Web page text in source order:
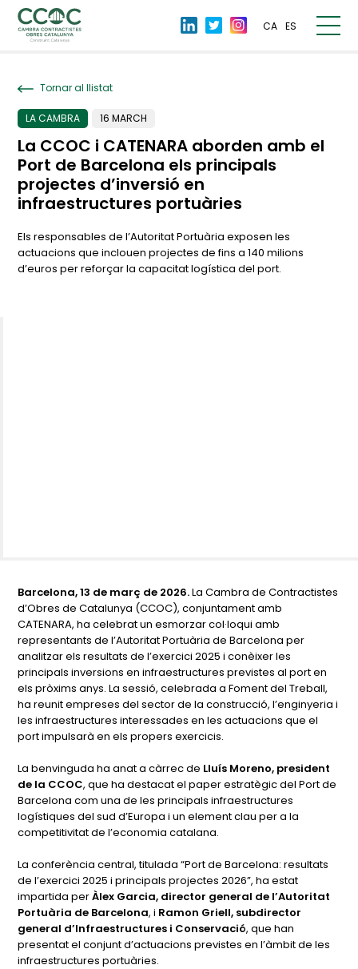
CA ES
Tornar al llistat
LA CAMBRA 16 MARCH
La CCOC i CATENARA aborden amb el
Port de Barcelona els principals
projectes d’inversió en
infraestructures portuàries
Els responsables de l’Autoritat Portuària exposen les
actuacions que inclouen projectes de fins a 140 milions
d’euros per reforçar la capacitat logística del port.
Barcelona, 13 de març de 2026.La Cambra de Contractistes
d’Obres de Catalunya (CCOC), conjuntament amb
CATENARA, ha celebrat un esmorzar col·loqui amb
representants de l’Autoritat Portuària de Barcelona per
analitzar els resultats de l’exercici 2025 i conèixer les
principals inversions en infraestructures previstes al port en
els pròxims anys. La sessió, celebrada a Foment del Treball,
ha reunit empreses del sector de la construcció, l’enginyeria i
les infraestructures interessades en les actuacions que el
port impulsarà en els propers exercicis.
La benvinguda ha anat a càrrec de Lluís Moreno, president
de la CCOC, que ha destacat el paper estratègic del Port de
Barcelona com una de les principals infraestructures
logístiques del sud d’Europa i un element clau per a la
competitivitat de l’economia catalana.
La conferència central, titulada“Port de Barcelona: resultats
de l’exercici 2025 i principals projectes 2026”, ha estat
impartida perÀlex Garcia, director general de l’Autoritat
Portuària de Barcelona, i Ramon Griell, subdirector
general d’Infraestructures i Conservació, que han
presentat el conjunt d’actuacions previstes en l’àmbit de les
infraestructures portuàries.